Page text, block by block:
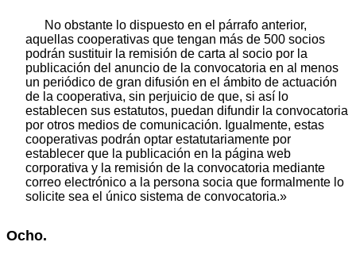
No obstante lo dispuesto en el párrafo anterior,
aquellas cooperativas que tengan más de 500 socios
podrán sustituir la remisión de carta al socio por la
publicación del anuncio de la convocatoria en al menos
un periódico de gran difusión en el ámbito de actuación
de la cooperativa, sin perjuicio de que, si así lo
establecen sus estatutos, puedan difundir la convocatoria
por otros medios de comunicación. Igualmente, estas
cooperativas podrán optar estatutariamente por
establecer que la publicación en la página web
corporativa y la remisión de la convocatoria mediante
correo electrónico a la persona socia que formalmente lo
solicite sea el único sistema de convocatoria.»
Ocho.